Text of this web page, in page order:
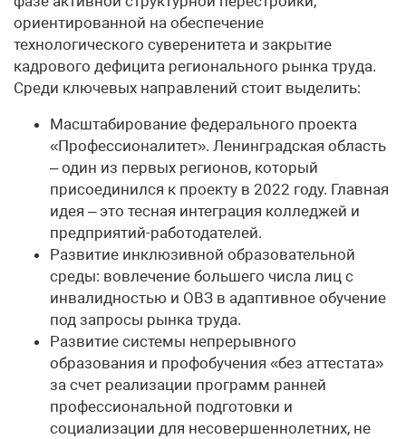
ориентированной на обеспечение
технологического суверенитета и закрытие
кадрового дефицита регионального рынка труда.
Среди ключевых направлений стоит выделить:
Масштабирование федерального проекта
«Профессионалитет». Ленинградская область
– один из первых регионов, который
присоединился к проекту в 2022 году. Главная
идея – это тесная интеграция колледжей и
предприятий-работодателей.
Развитие инклюзивной образовательной
среды: вовлечение большего числа лиц с
инвалидностью и ОВЗ в адаптивное обучение
под запросы рынка труда.
Развитие системы непрерывного
образования и профобучения «без аттестата»
за счет реализации программ ранней
профессиональной подготовки и
социализации для несовершеннолетних, не